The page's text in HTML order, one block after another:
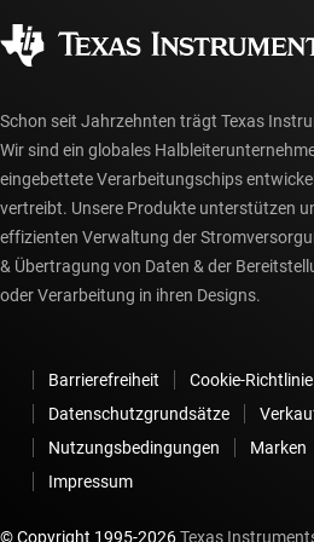
myTI-Konto FAQs
Schon seit Jahrzehnten trägt Texas
Wir sind ein globales
eingebettete Verarbeitungschips
vertreibt. Unsere Produkte unterstützen
effizienten Verwaltung der
& Übertragung von Daten & der
oder Verarbeitung in ihren Designs.
Barrierefreiheit
Cookie-Richtlinie
Datenschutzgrundsätze
Nutzungsbedingungen
Marken
Impressum
© Copyright 1995-2026Texas